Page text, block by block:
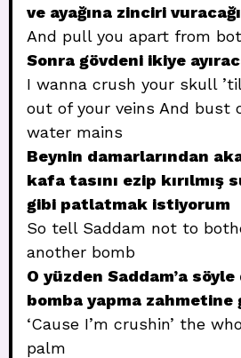
ve ayağına zinciri
And pull you apart from
Sonra gövdeni ikiye
I wanna crush your skull
out of your veins And bust
water mains
Beynin damarlarından
kafa tasını ezip kırılmış
gibi patlatmak istiyorum
So tell Saddam not to
another bomb
O yüzden Saddam’a
bomba yapma zahmetine
‘Cause I’m crushin’ the
palm